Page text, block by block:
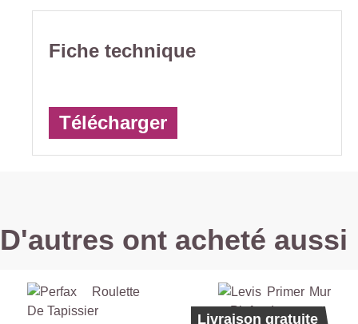
Fiche technique
Télécharger
D'autres ont acheté aussi
Best-seller
Ecolabel
Livraison gratuite